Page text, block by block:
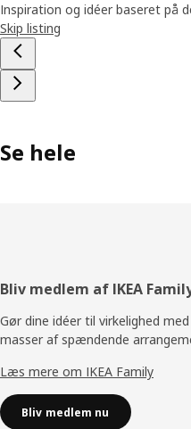
Inspiration og idéer baseret på
Skip listing
Se hele
Footer
Bliv medlem af IKEA
Gør dine idéer til virkelighed
masser af spændende
Læs mere om IKEA Family
Bliv medlem nu